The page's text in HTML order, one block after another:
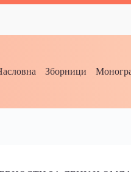
Зборници